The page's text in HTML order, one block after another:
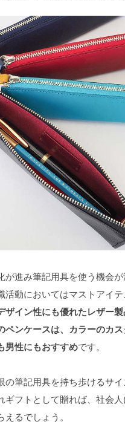
が進み筆記用具を使う機会
活動においてはマストアイテ
ザイン性にも優れたレザー
ペンケースは、カラーのカ
男性にもおすすめです。
の筆記用具を持ち歩けるサ
ギフトとして贈れば、社会人
えるでしょう。